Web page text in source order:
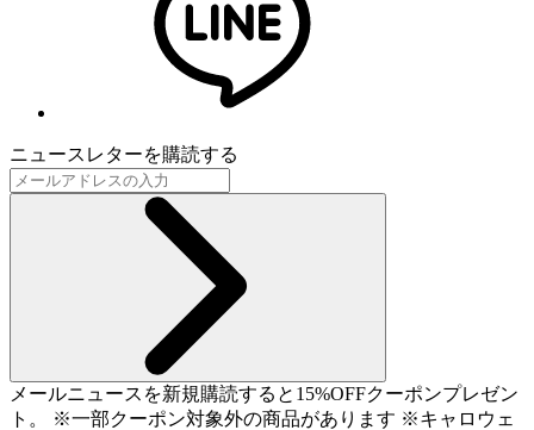
ニュースレターを購読する
メールニュースを新規購読すると15%OFFクーポンプレゼン
ト。 ※一部クーポン対象外の商品があります ※キャロウェ